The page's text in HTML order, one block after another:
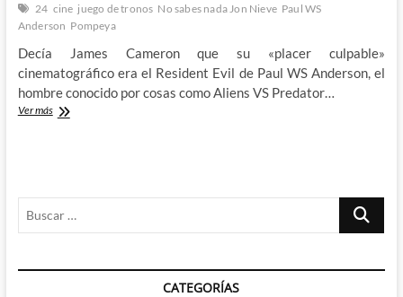
el
Hombre…
24 cine juego de tronos No sabes nada Jon Nieve Paul WS
Anderson Pompeya
Decía James Cameron que su «placer culpable»
cinematográfico era el Resident Evil de Paul WS Anderson, el
hombre conocido por cosas como Aliens VS Predator…
Ver másPompeya:
Buscar
CATEGORÍAS